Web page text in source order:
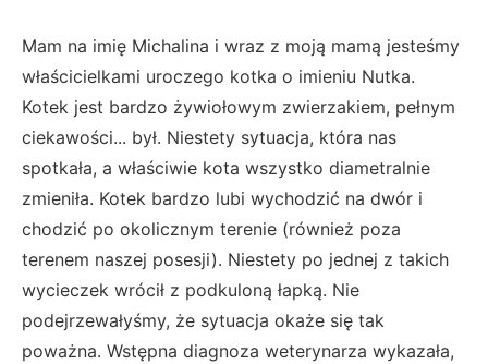
Mam na imię Michalina i wraz z moją mamą jesteśmy
właścicielkami uroczego kotka o imieniu Nutka.
Kotek jest bardzo żywiołowym zwierzakiem, pełnym
ciekawości... był. Niestety sytuacja, która nas
spotkała, a właściwie kota wszystko diametralnie
zmieniła. Kotek bardzo lubi wychodzić na dwór i
chodzić po okolicznym terenie (również poza
terenem naszej posesji). Niestety po jednej z takich
wycieczek wrócił z podkuloną łapką. Nie
podejrzewałyśmy, że sytuacja okaże się tak
poważna. Wstępna diagnoza weterynarza wykazała,